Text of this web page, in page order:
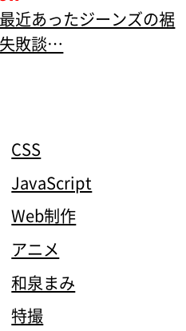
最近あったジーンズの裾
敗談…
CSS
JavaScript
Web制作
アニメ
和泉まみ
特撮